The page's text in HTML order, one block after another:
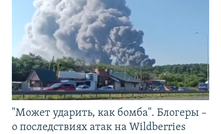
"Может ударить, как бомба". Блогеры –
о последствиях атак на Wildberries